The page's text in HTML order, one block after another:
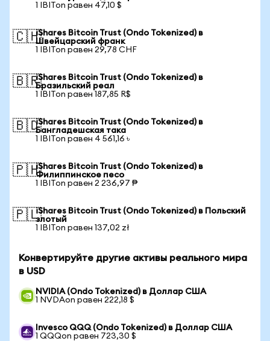
1 IBITon равен 47,10 $
🇨🇭iShares Bitcoin Trust (Ondo Tokenized) в
Швейцарский франк
1 IBITon равен 29,78 CHF
🇧🇷iShares Bitcoin Trust (Ondo Tokenized) в
Бразильский реал
1 IBITon равен 187,85 R$
🇧🇩iShares Bitcoin Trust (Ondo Tokenized) в
Бангладешская така
1 IBITon равен 4 561,16 ৳
🇵🇭iShares Bitcoin Trust (Ondo Tokenized) в
Филиппинское песо
1 IBITon равен 2 236,97 ₱
🇵🇱iShares Bitcoin Trust (Ondo Tokenized) в Польский
злотый
1 IBITon равен 137,02 zł
Конвертируйте другие активы реального мира
в USD
NVIDIA (Ondo Tokenized) в Доллар США
1 NVDAon равен 222,18 $
Invesco QQQ (Ondo Tokenized) в Доллар США
1 QQQon равен 723,30 $